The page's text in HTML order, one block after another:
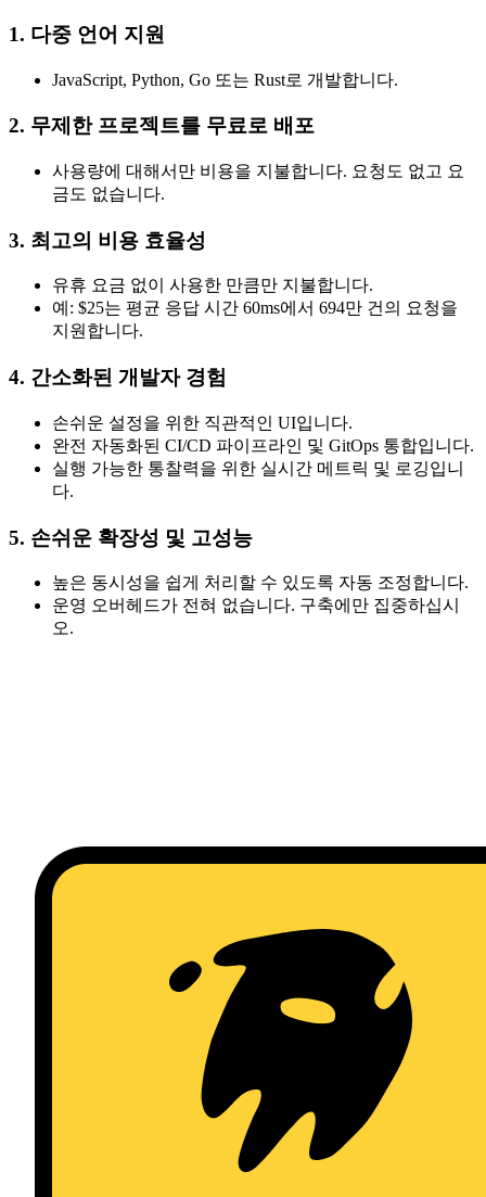
1. 다중 언어 지원
JavaScript, Python, Go 또는 Rust로 개발합니다.
2. 무제한 프로젝트를 무료로 배포
사용량에 대해서만 비용을 지불합니다. 요청도 없고 요
금도 없습니다.
3. 최고의 비용 효율성
유휴 요금 없이 사용한 만큼만 지불합니다.
예: $25는 평균 응답 시간 60ms에서 694만 건의 요청을
지원합니다.
4. 간소화된 개발자 경험
손쉬운 설정을 위한 직관적인 UI입니다.
완전 자동화된 CI/CD 파이프라인 및 GitOps 통합입니다.
실행 가능한 통찰력을 위한 실시간 메트릭 및 로깅입니
다.
5. 손쉬운 확장성 및 고성능
높은 동시성을 쉽게 처리할 수 있도록 자동 조정합니다.
운영 오버헤드가 전혀 없습니다. 구축에만 집중하십시
오.